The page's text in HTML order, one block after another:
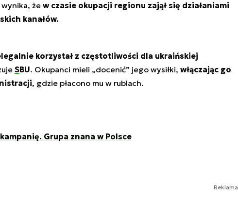
wynika, że w czasie okupacji regionu zajął się działaniami
kanałów.
korzystał z częstotliwości dla ukraińskiej
SBU. Okupanci mieli „docenić” jego wysiłki, włączając go
, gdzie płacono mu w rublach.
Grupa znana w Polsce
Reklama